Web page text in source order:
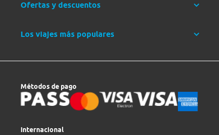
Ofertas y descuentos
Los viajes más populares
Métodos de pago
Internacional